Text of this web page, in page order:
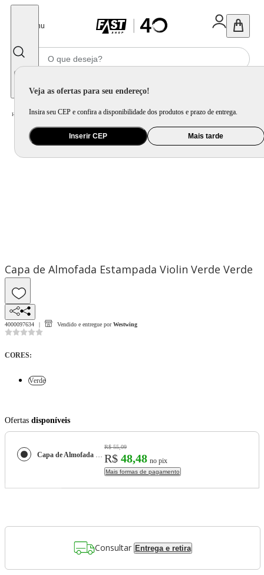
Menu
Veja as ofertas para seu endereço!
Insira seu CEP e confira a disponibilidade dos produtos e prazo de entrega.
Inserir CEP Mais tarde
Home Móveis e Decoração / Decoração / Almofada / Capa de Almofada Estampada Violin Verde
Capa de Almofada Estampada Violin Verde Verde
4000097634 Vendido e entregue por Westwing
CORES:
Verde
Ofertas disponíveis
Capa de Almofada Estampada Violin Verde
R$ 55,09
R$ 48,48 no pix
Mais formas de pagamento
Consultar Entrega e retira